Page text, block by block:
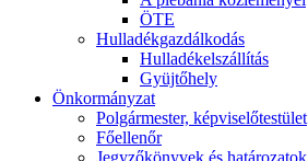
ÖTE
Hulladékgazdálkodás
Hulladékelszállítás
Gyüjtőhely
Önkormányzat
Polgármester, képviselőtestület
Főellenőr
Jegyzőkönyvek és határozatok